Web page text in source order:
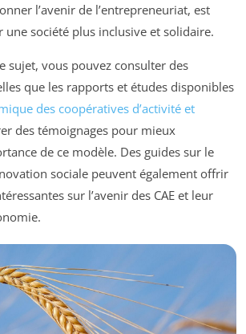
l’avenir de l’entrepreneuriat, est
une société plus inclusive et solidaire.
sujet, vous pouvez consulter des
que les rapports et études disponibles
des coopératives d’activité et
des témoignages pour mieux
de ce modèle. Des guides sur le
sociale peuvent également offrir
sur l’avenir des CAE et leur